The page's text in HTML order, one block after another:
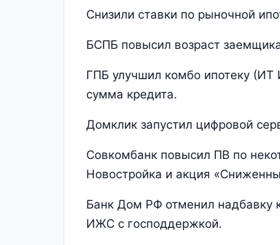
Снизили ставки по рыночной
БСПБ повысил возраст
ГПБ улучшил комбо ипотеку
сумма кредита.
Домклик запустил цифровой
Совкомбанк повысил ПВ по
Новостройка и акция
Банк Дом РФ отменил надбавку
ИЖС с господдержкой.